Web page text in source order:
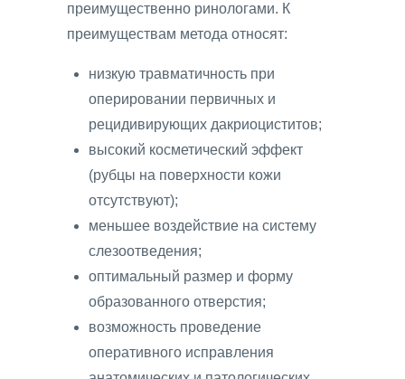
преимущественно ринологами. К
преимуществам метода относят:
низкую травматичность при
оперировании первичных и
рецидивирующих дакриоциститов;
высокий косметический эффект
(рубцы на поверхности кожи
отсутствуют);
меньшее воздействие на систему
слезоотведения;
оптимальный размер и форму
образованного отверстия;
возможность проведение
оперативного исправления